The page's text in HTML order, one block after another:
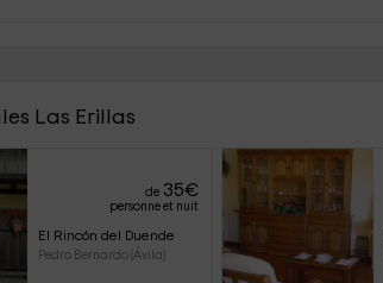
Las Erillas
de 35€
personne et nuit
El Rincón del Duende
Pedro Bernardo (Ávila)